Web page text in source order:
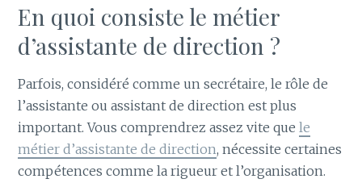
En quoi consiste le métier
d’assistante de direction ?
Parfois, considéré comme un secrétaire, le rôle de
l’assistante ou assistant de direction est plus
important. Vous comprendrez assez vite quele
métier d’assistante de direction, nécessite certaines
compétences comme la rigueur et l’organisation.